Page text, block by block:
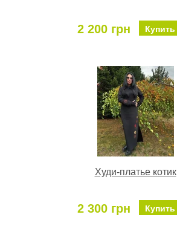
2 200 грн Купить
Худи-платье котик
2 300 грн Купить